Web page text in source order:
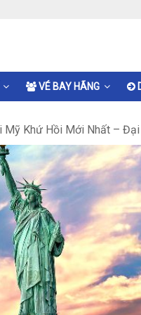
VÉ BAY HÃNG
Mỹ Khứ Hồi Mới Nhất –